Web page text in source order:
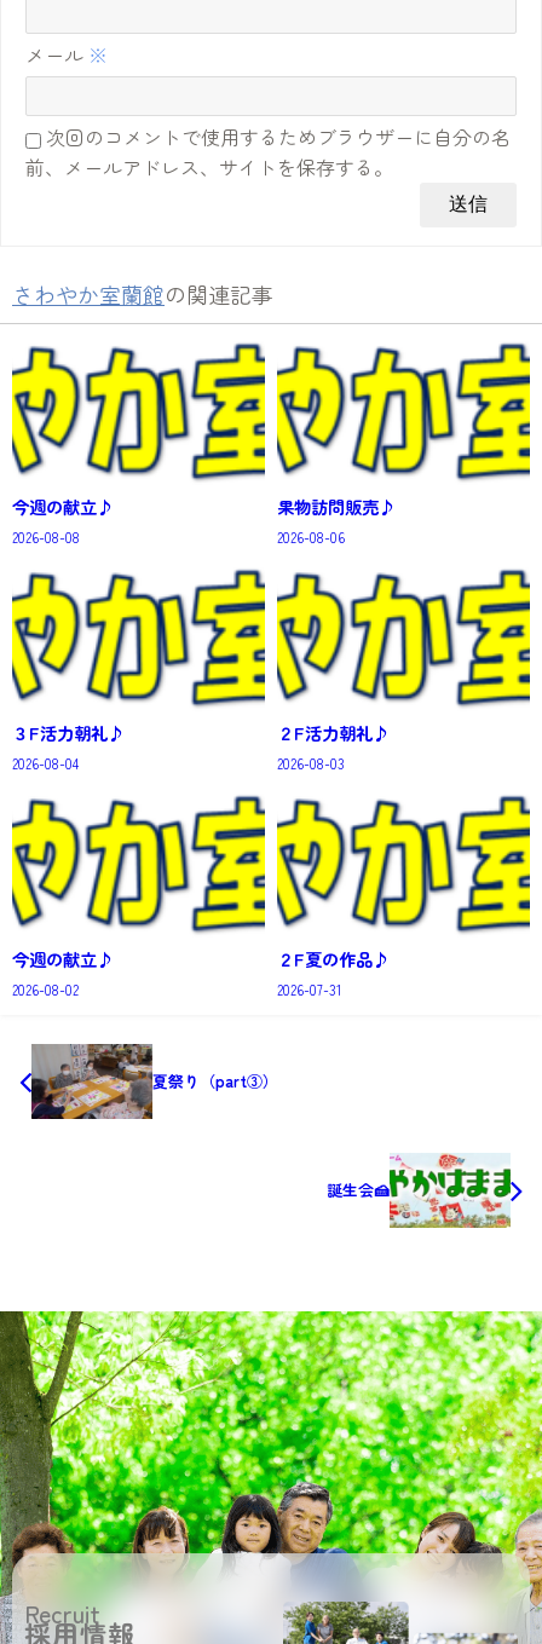
メール ※
次回のコメントで使用するためブラウザーに自分の名
前、メールアドレス、サイトを保存する。
さわやか室蘭館の関連記事
今週の献立♪
2026-08-08
果物訪問販売♪
2026-08-06
３F活力朝礼♪
2026-08-04
２F活力朝礼♪
2026-08-03
今週の献立♪
2026-08-02
２F夏の作品♪
2026-07-31
夏祭り（part③）
誕生会🍰
Recruit
採用情報